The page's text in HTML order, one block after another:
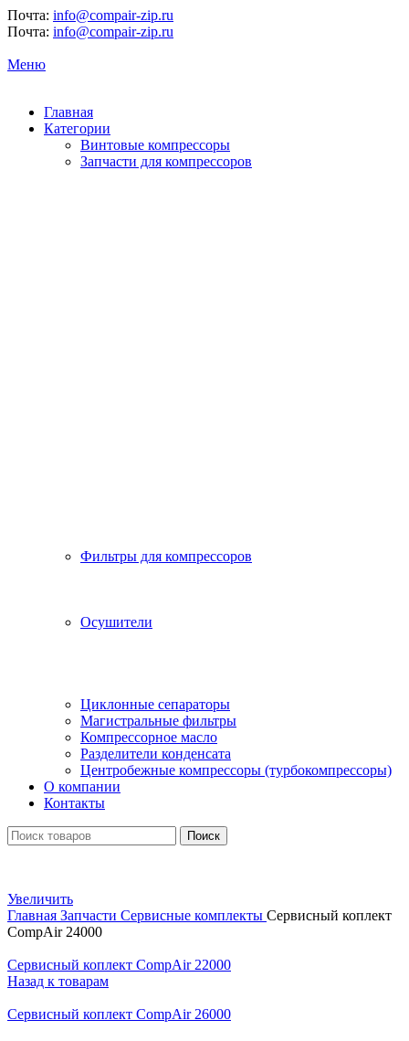
Почта: info@compair-zip.ru
Почта: info@compair-zip.ru
Меню
Главная
Категории
Винтовые компрессоры
Запчасти для компрессоров
Фильтры для компрессоров
Осушители
Циклонные сепараторы
Магистральные фильтры
Компрессорное масло
Разделители конденсата
Центробежные компрессоры (турбокомпрессоры)
О компании
Контакты
Поиск
Увеличить
Главная Запчасти Сервисные комплекты Сервисный коплект
CompAir 24000
Сервисный коплект CompAir 22000
Назад к товарам
Сервисный коплект CompAir 26000